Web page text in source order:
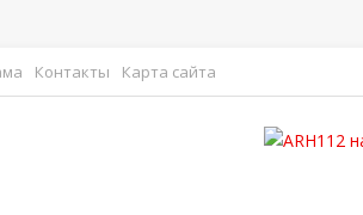
Контакты Карта сайта